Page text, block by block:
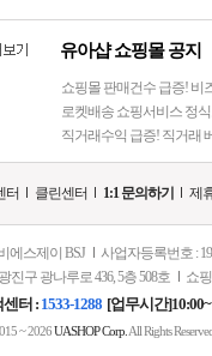
유아샵 쇼핑몰 공지
쇼핑몰 판매건수 급증! 비
로켓배송 쇼핑서비스 정
직거래수익 급증! 직거래
터 클린센터 1:1 문의하기 제
에스제이 BSJ
사업자등록번호 :
진구 광나루로 436, 5층 508호
쇼
터 : 1533-1288 [업무시간
~ 2026UASHOP Corp. All Rights